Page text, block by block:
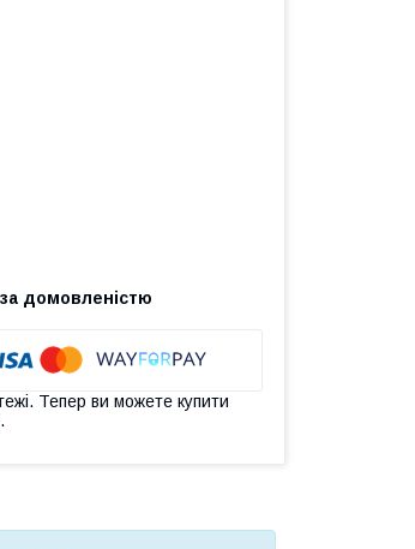
за домовленістю
Тепер ви можете купити